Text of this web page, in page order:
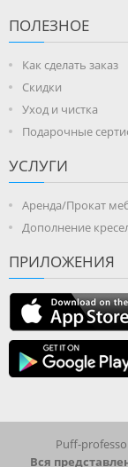
ПОЛЕЗНОЕ
Как сделать заказ
Скидки
Уход и чистка
Подарочные
УСЛУГИ
Аренда/Прокат
Дополнение
ПРИЛОЖЕНИЯ
Puff-
Вся